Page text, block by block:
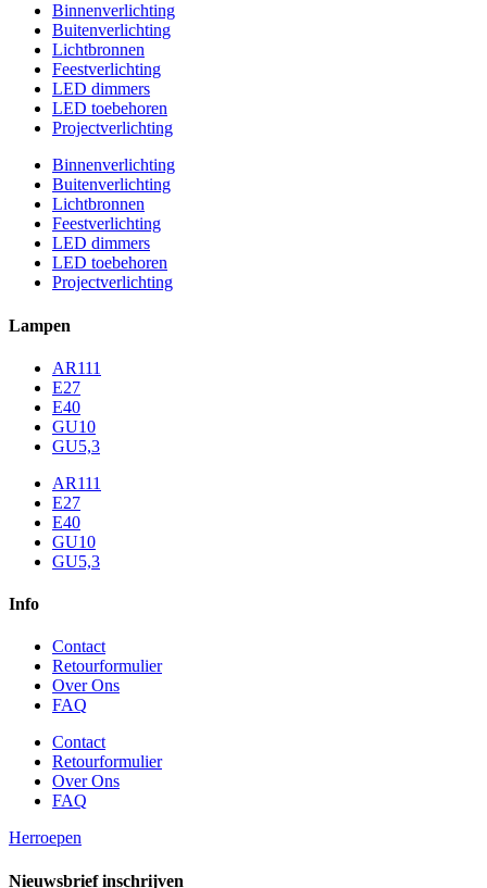
Binnenverlichting
Buitenverlichting
Lichtbronnen
Feestverlichting
LED dimmers
LED toebehoren
Projectverlichting
Binnenverlichting
Buitenverlichting
Lichtbronnen
Feestverlichting
LED dimmers
LED toebehoren
Projectverlichting
Lampen
AR111
E27
E40
GU10
GU5,3
AR111
E27
E40
GU10
GU5,3
Info
Contact
Retourformulier
Over Ons
FAQ
Contact
Retourformulier
Over Ons
FAQ
Herroepen
Nieuwsbrief inschrijven